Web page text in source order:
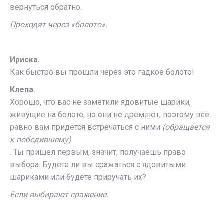
вернуться обратно.
Проходят через «болото».
Ириска.
Как быстро вы прошли через это гадкое болото!
Клепа.
Хорошо, что вас не заметили ядовитые шарики,
живущие на болоте, но они не дремлют, поэтому все
равно вам придется встречаться с ними (обращается
к победившему)
. Ты пришел первым, значит, получаешь право
выбора. Будете ли вы сражаться с ядовитыми
шариками или будете приручать их?
Если выбирают сражение.